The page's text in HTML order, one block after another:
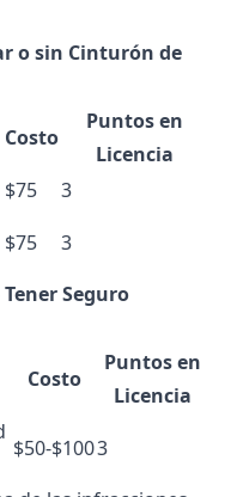
o sin Cinturón de
Costo
Puntos en
Licencia
$75
3
$75
3
Seguro
Costo
Puntos en
Licencia
$50-$1003